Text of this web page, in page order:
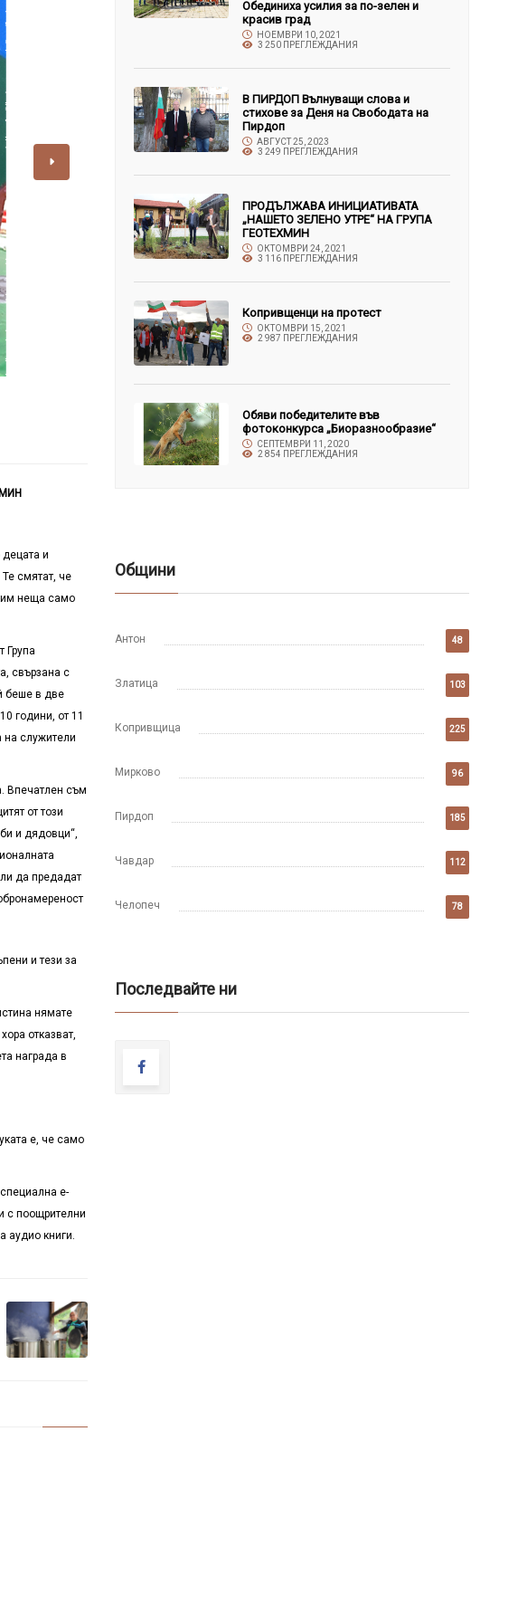
децата и
смятат, че
неща само
Група
свързана с
беше в две
години, от 11
на служители
Впечатлен съм
от този
и дядовци“,
да предадат
и тези за
нямате
отказват,
награда в
е, че само
е-
с поощрителни
аудио книги.
Обединиха усилия за по-зелен и
красив град
НОЕМВРИ 10, 2021
3 250 ПРЕГЛЕЖДАНИЯ
В ПИРДОП Вълнуващи слова и
стихове за Деня на Свободата на
Пирдоп
АВГУСТ 25, 2023
3 249 ПРЕГЛЕЖДАНИЯ
ПРОДЪЛЖАВА ИНИЦИАТИВАТА
„НАШЕТО ЗЕЛЕНО УТРЕ“ НА ГРУПА
ГЕОТЕХМИН
ОКТОМВРИ 24, 2021
3 116 ПРЕГЛЕЖДАНИЯ
Копривщенци на протест
ОКТОМВРИ 15, 2021
2 987 ПРЕГЛЕЖДАНИЯ
Обяви победителите във
фотоконкурса „Биоразнообразие“
СЕПТЕМВРИ 11, 2020
2 854 ПРЕГЛЕЖДАНИЯ
Общини
Антон 48
Златица 103
Копривщица 225
Мирково 96
Пирдоп 185
Чавдар 112
Челопеч 78
Последвайте ни